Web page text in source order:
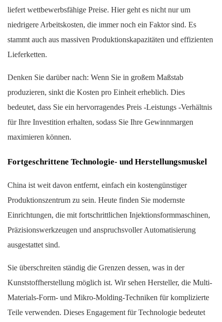
liefert wettbewerbsfähige Preise. Hier geht es nicht nur um
niedrigere Arbeitskosten, die immer noch ein Faktor sind. Es
stammt auch aus massiven Produktionskapazitäten und effizienten
Lieferketten.
Denken Sie darüber nach: Wenn Sie in großem Maßstab
produzieren, sinkt die Kosten pro Einheit erheblich. Dies
bedeutet, dass Sie ein hervorragendes Preis -Leistungs -Verhältnis
für Ihre Investition erhalten, sodass Sie Ihre Gewinnmargen
maximieren können.
Fortgeschrittene Technologie- und Herstellungsmuskel
China ist weit davon entfernt, einfach ein kostengünstiger
Produktionszentrum zu sein. Heute finden Sie modernste
Einrichtungen, die mit fortschrittlichen Injektionsformmaschinen,
Präzisionswerkzeugen und anspruchsvoller Automatisierung
ausgestattet sind.
Sie überschreiten ständig die Grenzen dessen, was in der
Kunststoffherstellung möglich ist. Wir sehen Hersteller, die Multi-
Materials-Form- und Mikro-Molding-Techniken für komplizierte
Teile verwenden. Dieses Engagement für Technologie bedeutet